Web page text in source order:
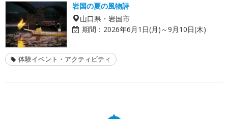
岩国の夏の風物詩
山口県・岩国市
期間： 2026年6月1日(月)～9月10日(木)
体験イベント・アクティビティ